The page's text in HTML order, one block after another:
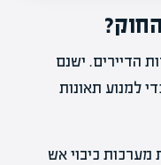
הדיירים. ישנם
למנוע תאונות
מערכות כיבוי אש